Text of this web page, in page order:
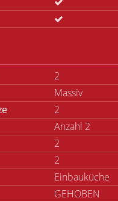
2
Massiv
2
Anzahl 2
2
2
Einbauküche
GEHOBEN